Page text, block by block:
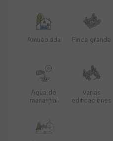
Amueblada Finca grande
Agua de
manantial
Varias
edificaciones